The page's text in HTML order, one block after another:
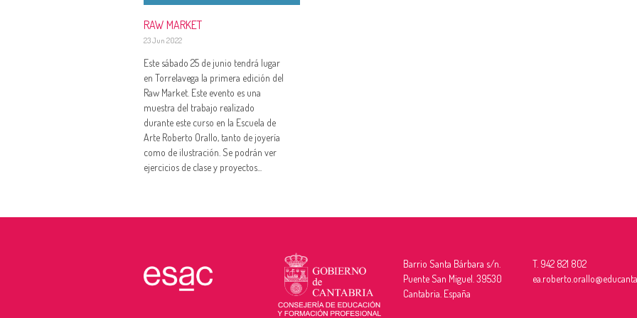
RAW MARKET
23 Jun 2022
Este sábado 25 de junio tendrá lugar
en Torrelavega la primera edición del
Raw Market. Este evento es una
muestra del trabajo realizado
durante este curso en la Escuela de
Arte Roberto Orallo, tanto de joyería
como de ilustración. Se podrán ver
ejercicios de clase y proyectos...
Barrio Santa Bárbara s/n.
Puente San Miguel. 39530
Cantabria. España
T. 942 821 802